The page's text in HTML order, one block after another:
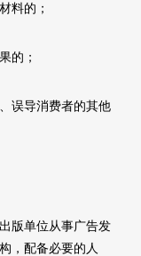
料的；
的；
误导消费者的其他
单位从事广告发
，配备必要的人